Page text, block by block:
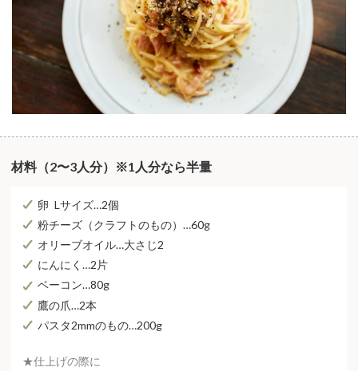
材料（2〜3⼈分）※1人分なら半量
卵 Lサイズ…2個
粉チーズ（クラフトのもの）…60g
オリーブオイル…⼤さじ2
にんにく…2⽚
ベーコン…80g
鷹の⽖…2本
パスタ2mmのもの…200g
★仕上げの際に